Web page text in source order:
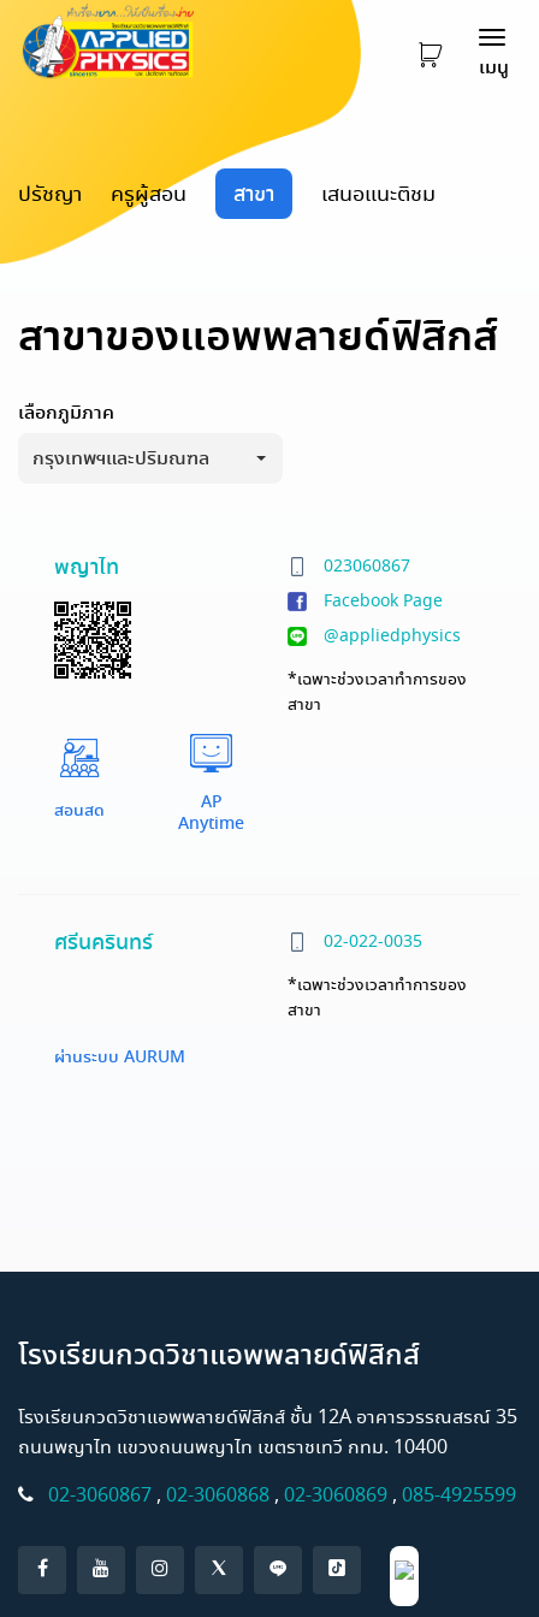
เมนู
ปรัชญา ครูผู้สอน สาขา เสนอแนะติชม
สาขาของแอพพลายด์ฟิสิกส์
เลือกภูมิภาค
กรุงเทพฯและปริมณฑล
พญาไท
023060867
Facebook Page
@appliedphysics
*เฉพาะช่วงเวลาทำการของ
สาขา
สอนสด
AP
Anytime
ศรีนครินทร์ 02-022-0035
*เฉพาะช่วงเวลาทำการของ
สาขา
ผ่านระบบ AURUM
โรงเรียนกวดวิชาแอพพลายด์ฟิสิกส์
โรงเรียนกวดวิชาแอพพลายด์ฟิสิกส์ ชั้น 12A อาคารวรรณสรณ์ 35
ถนนพญาไท แขวงถนนพญาไท เขตราชเทวี กทม. 10400
02-3060867 , 02-3060868 , 02-3060869 , 085-4925599